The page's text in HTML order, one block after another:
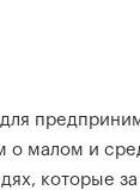
о малом и
которые